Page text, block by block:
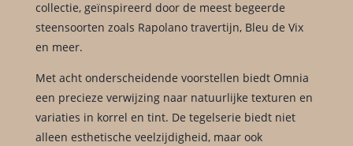
collectie, geïnspireerd door de meest begeerde
steensoorten zoals Rapolano travertijn, Bleu de Vix
en meer.
Met acht onderscheidende voorstellen biedt Omnia
een precieze verwijzing naar natuurlijke texturen en
variaties in korrel en tint. De tegelserie biedt niet
alleen esthetische veelzijdigheid, maar ook